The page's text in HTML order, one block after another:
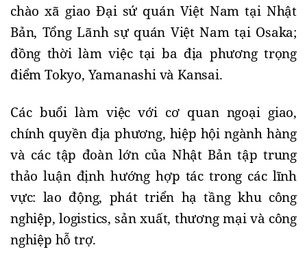
chào xã giao Đại sứ quán Việt Nam tại Nhật
Bản, Tổng Lãnh sự quán Việt Nam tại Osaka;
đồng thời làm việc tại ba địa phương trọng
điểm Tokyo, Yamanashi và Kansai.
Các buổi làm việc với cơ quan ngoại giao,
chính quyền địa phương, hiệp hội ngành hàng
và các tập đoàn lớn của Nhật Bản tập trung
thảo luận định hướng hợp tác trong các lĩnh
vực: lao động, phát triển hạ tầng khu công
nghiệp, logistics, sản xuất, thương mại và công
nghiệp hỗ trợ.